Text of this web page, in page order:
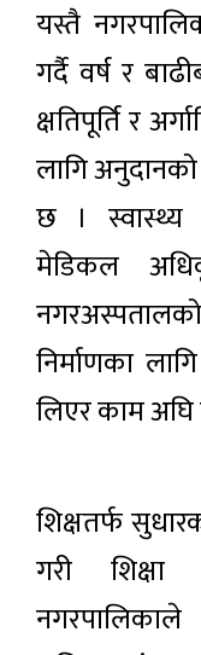
यस्तै
गर्दै वर्ष र
क्षतिपूर्ति र
लागि
छ । स्वास्थ्य
मेडिकल
निर्माणका
लिएर काम
शिक्षतर्फ
गरी